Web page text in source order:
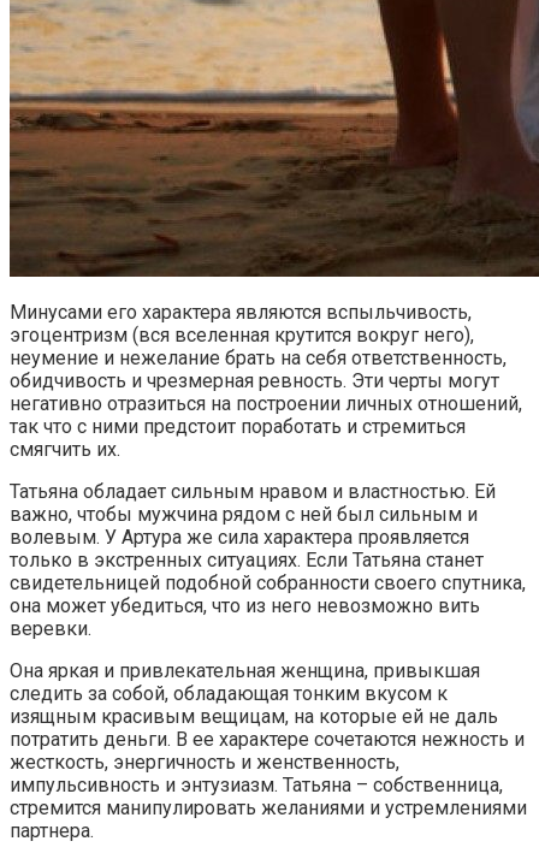
Минусами его характера являются вспыльчивость,
эгоцентризм (вся вселенная крутится вокруг него),
неумение и нежелание брать на себя ответственность,
обидчивость и чрезмерная ревность. Эти черты могут
негативно отразиться на построении личных отношений,
так что с ними предстоит поработать и стремиться
смягчить их.
Татьяна обладает сильным нравом и властностью. Ей
важно, чтобы мужчина рядом с ней был сильным и
волевым. У Артура же сила характера проявляется
только в экстренных ситуациях. Если Татьяна станет
свидетельницей подобной собранности своего спутника,
она может убедиться, что из него невозможно вить
веревки.
Она яркая и привлекательная женщина, привыкшая
следить за собой, обладающая тонким вкусом к
изящным красивым вещицам, на которые ей не даль
потратить деньги. В ее характере сочетаются нежность и
жесткость, энергичность и женственность,
импульсивность и энтузиазм. Татьяна – собственница,
стремится манипулировать желаниями и устремлениями
партнера.